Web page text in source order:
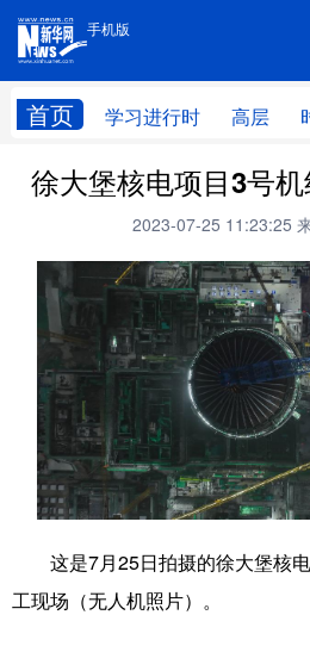
手机版
首页 学习进行时 高层
手机版
网站地图
学习进行时 高层
财经
思客智库
科技 科创
文化 书画
访谈 视频
法律 中央文件
学术中国 乡村振兴
徐大堡核电项目3号
2023-07-25 11:23:25
这是7月25日拍摄的徐大堡核
工现场（无人机照片）。